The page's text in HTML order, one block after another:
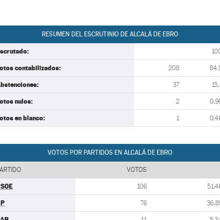
RESUMEN DEL ESCRUTINIO DE ALCALÁ DE EBRO
contabilizados: 208
37
nulos: 2
en blanco: 1
VOTOS POR PARTIDOS EN ALCALÁ DE EBRO
VOTOS
106
76